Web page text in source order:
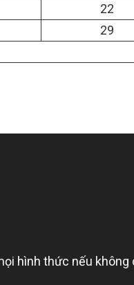
22
29
hình thức nếu